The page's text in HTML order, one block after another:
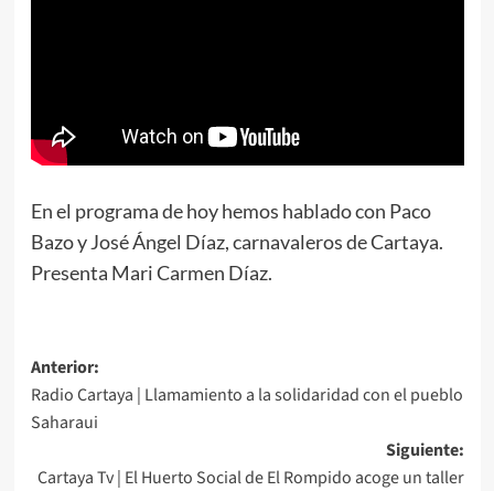
En el programa de hoy hemos hablado con Paco
Bazo y José Ángel Díaz, carnavaleros de Cartaya.
Presenta Mari Carmen Díaz.
Anterior:
Radio Cartaya | Llamamiento a la solidaridad con el pueblo
Saharaui
Siguiente:
Cartaya Tv | El Huerto Social de El Rompido acoge un taller